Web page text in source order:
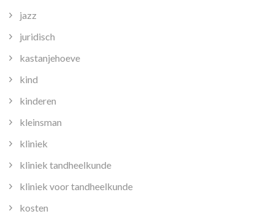
jazz
juridisch
kastanjehoeve
kind
kinderen
kleinsman
kliniek
kliniek tandheelkunde
kliniek voor tandheelkunde
kosten